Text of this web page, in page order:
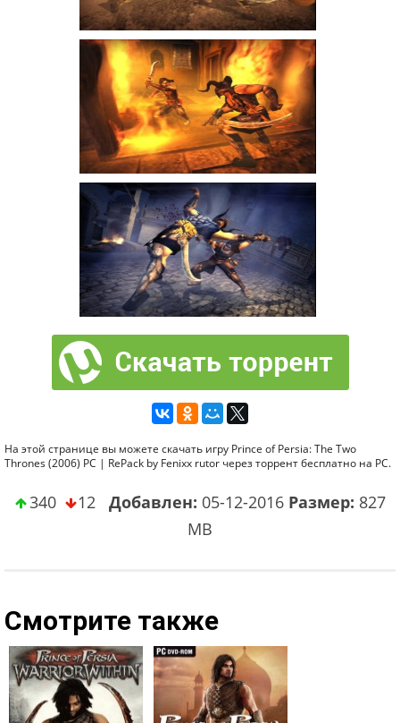
На этой странице вы можете скачать игру Prince of Persia: The Two
Thrones (2006) PC | RePack by Fenixx rutor через торрент бесплатно на PC.
340 12 Добавлен: 05-12-2016 Размер: 827
MB
Смотрите также